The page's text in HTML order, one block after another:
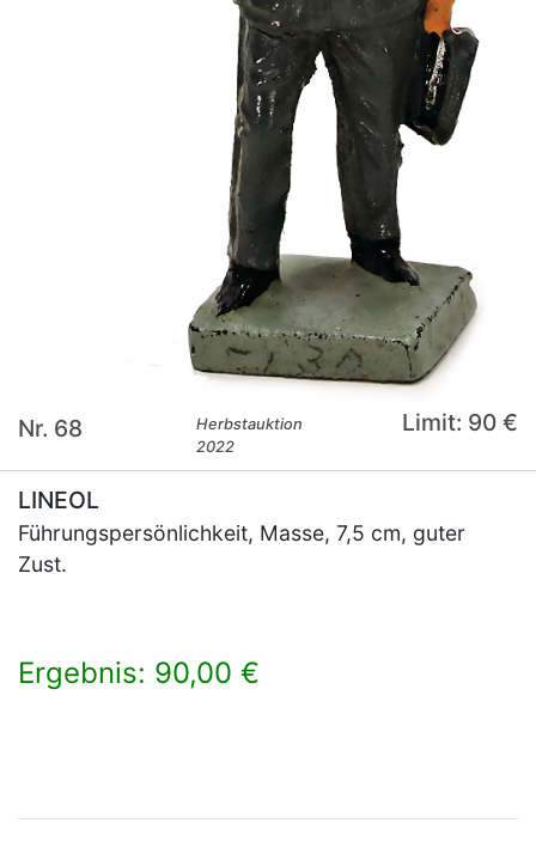
Nr. 68
Herbstauktion
2022
Limit: 90 €
LINEOL
Führungspersönlichkeit, Masse, 7,5 cm, guter
Zust.
Ergebnis: 90,00 €